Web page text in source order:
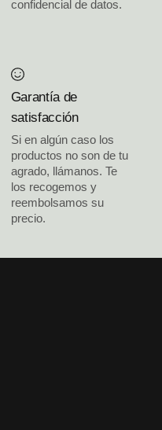
confidencial de datos.
Garantía de
satisfacción
Si en algún caso los
productos no son de tu
agrado, llámanos. Te
los recogemos y
reembolsamos su
precio.